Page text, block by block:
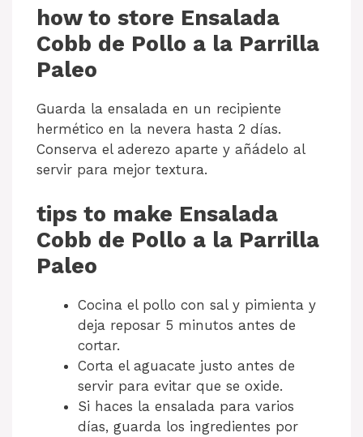
how to store Ensalada
Cobb de Pollo a la Parrilla
Paleo
Guarda la ensalada en un recipiente
hermético en la nevera hasta 2 días.
Conserva el aderezo aparte y añádelo al
servir para mejor textura.
tips to make Ensalada
Cobb de Pollo a la Parrilla
Paleo
Cocina el pollo con sal y pimienta y
deja reposar 5 minutos antes de
cortar.
Corta el aguacate justo antes de
servir para evitar que se oxide.
Si haces la ensalada para varios
días, guarda los ingredientes por